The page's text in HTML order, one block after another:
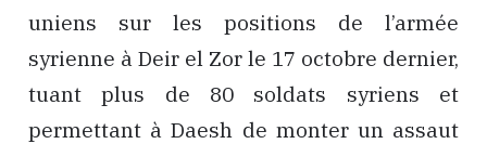
uniens sur les positions de l’armée
syrienne à Deir el Zor le 17 octobre dernier,
tuant plus de 80 soldats syriens et
permettant à Daesh de monter un assaut